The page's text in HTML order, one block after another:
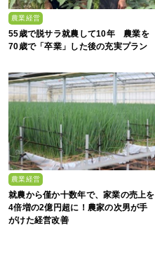
農業経営
55歳で脱サラ就農して10年 農業を
70歳で「卒業」した後の充実プラン
農業経営
就農から僅か十数年で、家業の売上を
4倍増の2億円超に！農家の次男が手
がけた経営改善